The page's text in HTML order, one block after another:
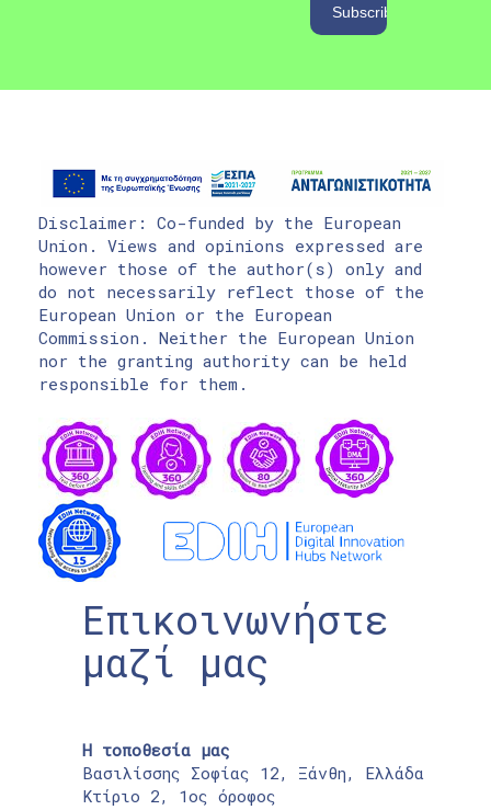
Disclaimer: Co-funded by the European
Union. Views and opinions expressed are
however those of the author(s) only and
do not necessarily reflect those of the
European Union or the European
Commission. Neither the European Union
nor the granting authority can be held
responsible for them.
Επικοινωνήστε
μαζί μας
Η τοποθεσία μας
Βασιλίσσης Σοφίας 12, Ξάνθη, Ελλάδα
Κτίριο 2, 1ος όροφος